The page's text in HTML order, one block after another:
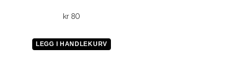
kr 80
LEGG I HANDLEKURV